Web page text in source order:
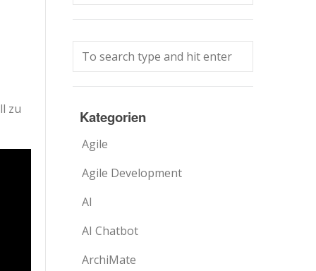
zu
Kategorien
Agile
Agile Development
AI
AI Chatbot
ArchiMate